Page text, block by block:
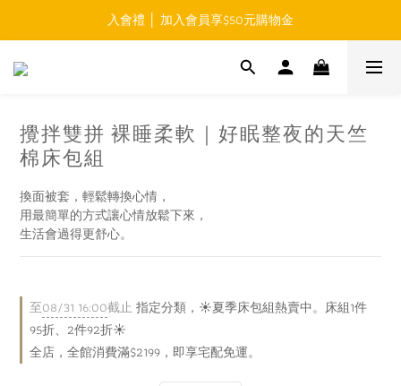
免運費 │ 滿$999元 超商取貨免運
入會禮 │ 加入會員享$50元購物金
免運費 │ 滿$999元 超商取貨免運
攪拌雙拼 裸睡柔軟｜好眠整夜的天竺
棉床包組
換面被套，輕鬆轉換心情，
用最簡單的方式讓心情放鬆下來，
生活會過得更舒心。
至08/31 16:00截止指定分類，☀️夏季床包組熱賣中。床組1件
95折、2件92折☀️
全店，全館消費滿$2199，即享宅配免運。